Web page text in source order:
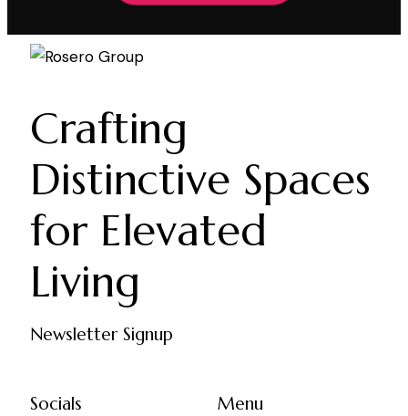
Crafting
Distinctive Spaces
for Elevated
Living
Newsletter Signup
Socials Menu